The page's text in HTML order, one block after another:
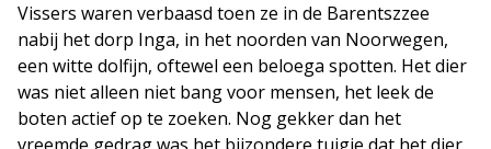
Vissers waren verbaasd toen ze in de Barentszzee
nabij het dorp Inga, in het noorden van Noorwegen,
een witte dolfijn, oftewel een beloega spotten. Het dier
was niet alleen niet bang voor mensen, het leek de
boten actief op te zoeken. Nog gekker dan het